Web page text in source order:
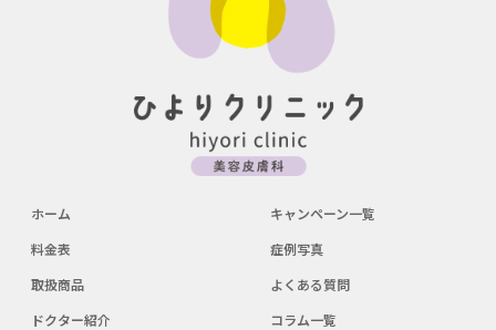
ホーム
キャンペーン一覧
料金表
症例写真
取扱商品
よくある質問
ドクター紹介
コラム一覧